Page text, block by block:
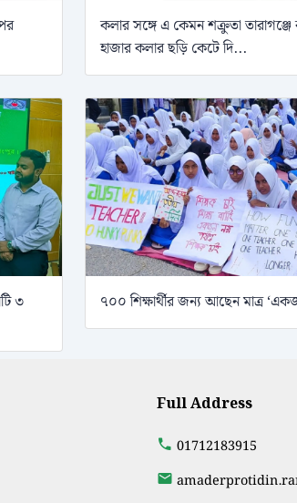
কলার সঙ্গে এ কেমন শক্রুতা
হাজার কলার ছড়ি কেটে দি...
৩
৭০০ শিক্ষার্থীর জন্য আছেন মাত্র
Full Address
01712183915